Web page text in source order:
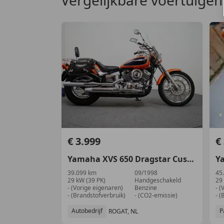
€ 3.999
Yamaha XVS 650 Dragstar Custom
39.099 km
09/1998
29 kW (39 PK)
Handgeschakeld
- (Vorige eigenaren)
Benzine
- (Brandstofverbruik)
- (CO2-emissie)
Autobedrijf
ROGAT, NL
€
29
-
-